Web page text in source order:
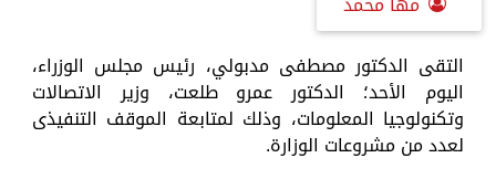
التقى الدكتور مصطفى مدبولي، رئيس مجلس الوزراء،
اليوم الأحد؛ الدكتور عمرو طلعت، وزير الاتصالات
وتكنولوجيا المعلومات، وذلك لمتابعة الموقف التنفيذى
لعدد من مشروعات الوزارة.